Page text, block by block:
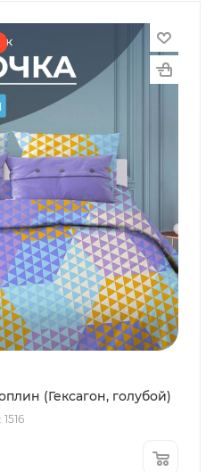
(Гексагон, голубой)